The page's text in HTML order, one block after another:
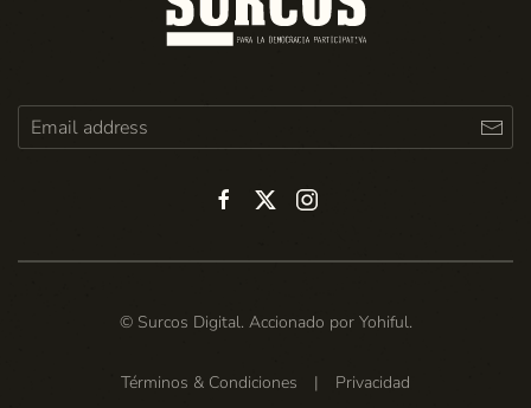
© Surcos Digital. Accionado por Yohiful.
Términos & Condiciones | Privacidad